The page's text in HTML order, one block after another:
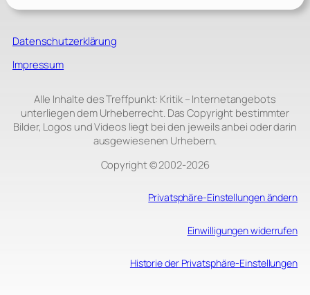
Datenschutzerklärung
Impressum
Alle Inhalte des Treffpunkt: Kritik – Internetangebots
unterliegen dem Urheberrecht. Das Copyright bestimmter
Bilder, Logos und Videos liegt bei den jeweils anbei oder darin
ausgewiesenen Urhebern.
Copyright © 2002‑2026
Privatsphäre-Einstellungen ändern
Einwilligungen widerrufen
Historie der Privatsphäre-Einstellungen